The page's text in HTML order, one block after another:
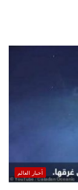
أخبار العالم